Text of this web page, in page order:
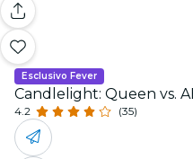
Esclusivo Fever
Candlelight: Queen vs.
4.2 (35)